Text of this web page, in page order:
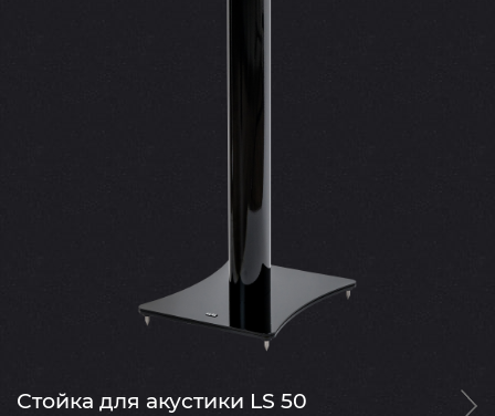
Стойка для акустики LS 50